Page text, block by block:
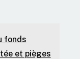
fonds
et pièges